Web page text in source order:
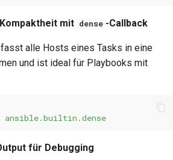
mit dense -Callback
alle Hosts eines Tasks in eine
und ist ideal für Playbooks mit
ansible.builtin.dense
für Debugging